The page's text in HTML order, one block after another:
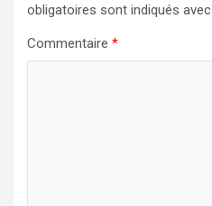
obligatoires sont indiqués avec
Commentaire *